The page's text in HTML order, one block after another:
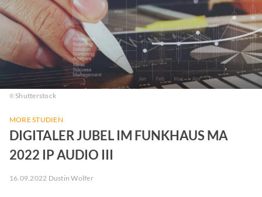
Shutterstock
MORE STUDIEN
DIGITALER JUBEL IM FUNKHAUS MA
2022 IP AUDIO III
16.09.2022 Dustin Wolfer